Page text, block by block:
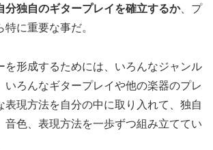
分独自のギタープレイを確立するか、プ
に重要な事だ。
を形成するためには、いろんなジャンル
いろんなギタープレイや他の楽器のプレ
表現方法を自分の中に取り入れて、独自
音色、表現方法を一歩ずつ組み立ててい